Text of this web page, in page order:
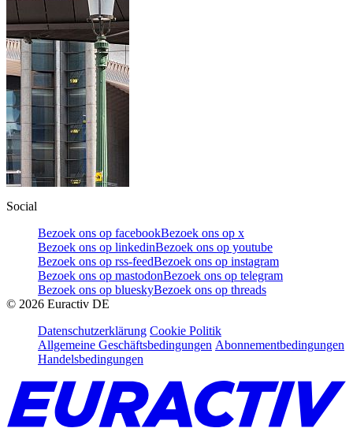
Social
Bezoek ons op facebookBezoek ons op x
Bezoek ons op linkedinBezoek ons op youtube
Bezoek ons op rss-feedBezoek ons op instagram
Bezoek ons op mastodonBezoek ons op telegram
Bezoek ons op blueskyBezoek ons op threads
© 2026 Euractiv DE
Datenschutzerklärung Cookie Politik
Allgemeine Geschäftsbedingungen Abonnementbedingungen
Handelsbedingungen